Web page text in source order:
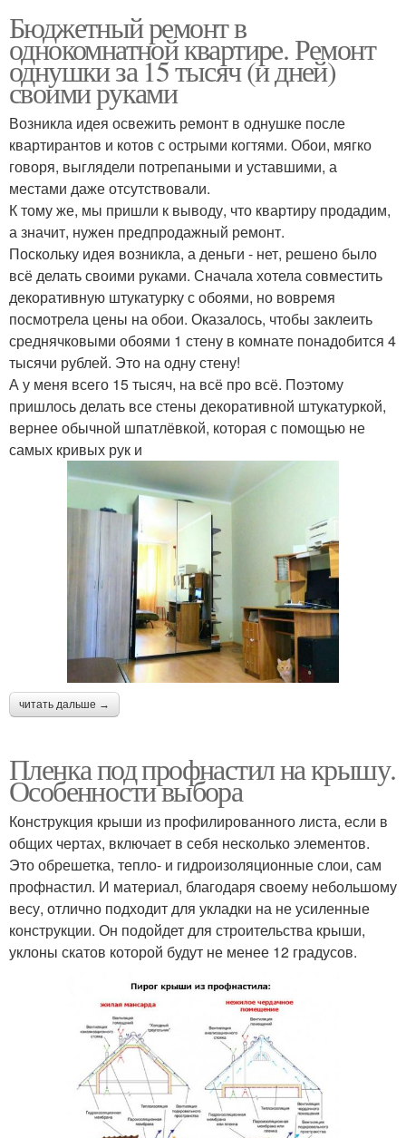
Бюджетный ремонт в
однокомнатной квартире. Ремонт
однушки за 15 тысяч (и дней)
своими руками
Возникла идея освежить ремонт в однушке после
квартирантов и котов с острыми когтями. Обои, мягко
говоря, выглядели потрепаными и уставшими, а
местами даже отсутствовали.
К тому же, мы пришли к выводу, что квартиру продадим,
а значит, нужен предпродажный ремонт.
Поскольку идея возникла, а деньги - нет, решено было
всё делать своими руками. Сначала хотела совместить
декоративную штукатурку с обоями, но вовремя
посмотрела цены на обои. Оказалось, чтобы заклеить
среднячковыми обоями 1 стену в комнате понадобится 4
тысячи рублей. Это на одну стену!
А у меня всего 15 тысяч, на всё про всё. Поэтому
пришлось делать все стены декоративной штукатуркой,
вернее обычной шпатлёвкой, которая с помощью не
самых кривых рук и
читать дальше →
Пленка под профнастил на крышу.
Особенности выбора
Конструкция крыши из профилированного листа, если в
общих чертах, включает в себя несколько элементов.
Это обрешетка, тепло- и гидроизоляционные слои, сам
профнастил. И материал, благодаря своему небольшому
весу, отлично подходит для укладки на не усиленные
конструкции. Он подойдет для строительства крыши,
уклоны скатов которой будут не менее 12 градусов.